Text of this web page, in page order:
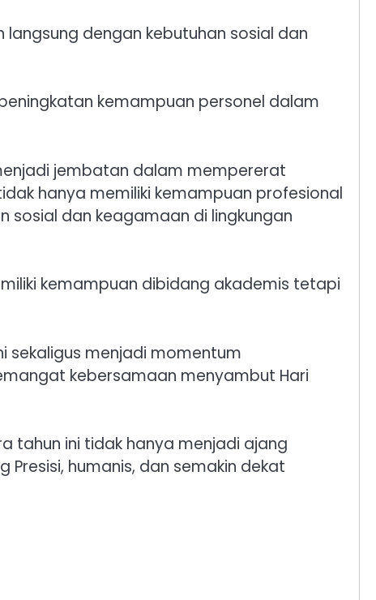
dengan kebutuhan sosial dan
kemampuan personel dalam
jembatan dalam mempererat
hanya memiliki kemampuan profesional
dan keagamaan di lingkungan
kemampuan dibidang akademis tetapi
sekaligus menjadi momentum
kebersamaan menyambut Hari
tahun ini tidak hanya menjadi ajang
humanis, dan semakin dekat